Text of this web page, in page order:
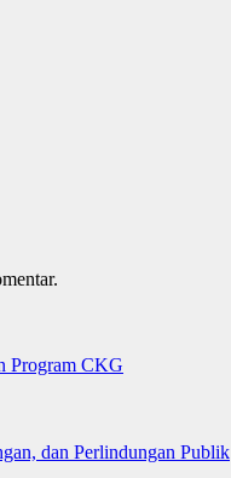
Program CKG
dan Perlindungan Publik